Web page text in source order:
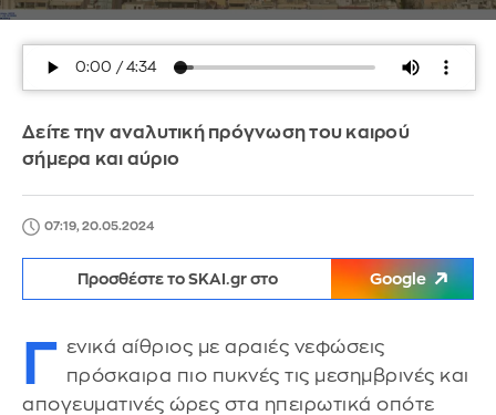
Δείτε την αναλυτική πρόγνωση του καιρού
σήμερα και αύριο
07:19, 20.05.2024
Προσθέστε το SKAI.gr στο Google
Γ ενικά αίθριος με αραιές νεφώσεις
πρόσκαιρα πιο πυκνές τις μεσημβρινές και
απογευματινές ώρες στα ηπειρωτικά οπότε